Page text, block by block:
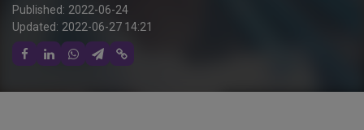
Published: 2022-06-24
Updated: 2022-06-27 14:21